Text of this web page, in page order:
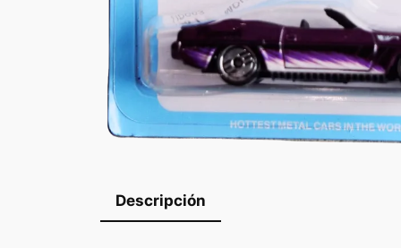
Descripción